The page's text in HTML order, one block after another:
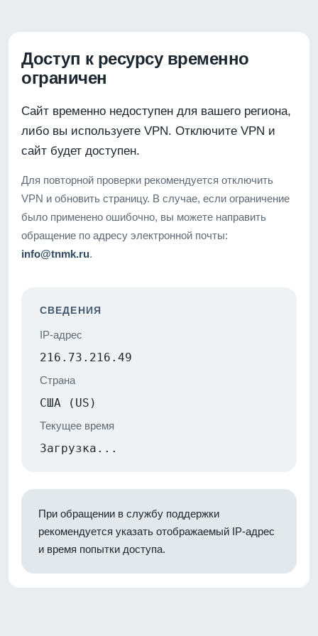
Доступ к ресурсу временно
ограничен
Сайт временно недоступен для вашего региона,
либо вы используете VPN. Отключите VPN и
сайт будет доступен.
Для повторной проверки рекомендуется отключить
VPN и обновить страницу. В случае, если ограничение
было применено ошибочно, вы можете направить
обращение по адресу электронной почты:
info@tnmk.ru.
СВЕДЕНИЯ
IP-адрес
216.73.216.49
Страна
США (US)
Текущее время
Загрузка...
При обращении в службу поддержки
рекомендуется указать отображаемый IP-адрес
и время попытки доступа.